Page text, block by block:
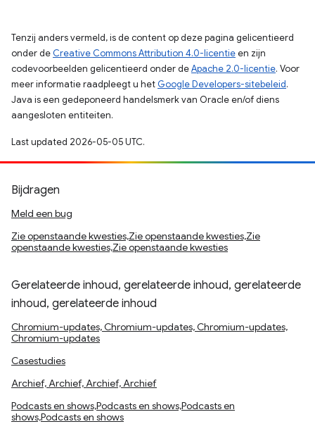
Tenzij anders vermeld, is de content op deze pagina gelicentieerd
onder de Creative Commons Attribution 4.0-licentieen zijn
codevoorbeelden gelicentieerd onder deApache 2.0-licentie. Voor
meer informatie raadpleegt u het Google Developers-sitebeleid.
Java is een gedeponeerd handelsmerk van Oracle en/of diens
aangesloten entiteiten.
Last updated 2026-05-05 UTC.
Bijdragen
Meld een bug
Zie openstaande kwesties,Zie openstaande kwesties,Zie
openstaande kwesties,Zie openstaande kwesties
Gerelateerde inhoud, gerelateerde inhoud, gerelateerde
inhoud, gerelateerde inhoud
Chromium-updates, Chromium-updates, Chromium-updates,
Chromium-updates
Casestudies
Archief, Archief, Archief, Archief
Podcasts en shows,Podcasts en shows,Podcasts en
shows,Podcasts en shows